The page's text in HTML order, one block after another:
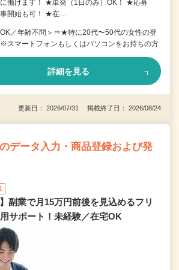
働けます！ ★単発（1日のみ）OK！ ★応募
事開始も可！ ★在…
OK／年齢不問＞⇒★特に20代〜50代の女性の登
マートフォンもしくはパソコンをお持ちの方
詳細を見る
更新日： 2026/07/31 掲載終了日： 2026/08/24
データ入力・商品登録および発
副業で月15万円前後を見込めるフリ
サポート！未経験／在宅OK